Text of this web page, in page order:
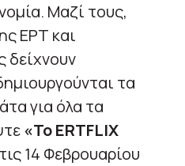
Μαζί τους,
ΕΡΤ και
δείχνουν
τα
για όλα τα
«Το ERTFLIX
14 Φεβρουαρίου